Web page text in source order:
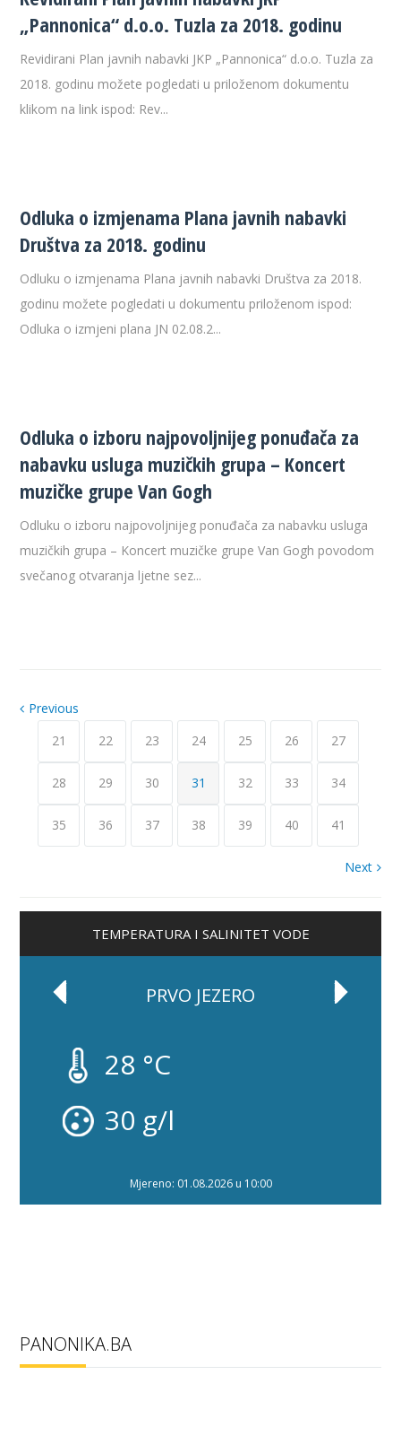
„Pannonica“ d.o.o. Tuzla za 2018. godinu
Revidirani Plan javnih nabavki JKP „Pannonica“ d.o.o. Tuzla za
2018. godinu možete pogledati u priloženom dokumentu
klikom na link ispod: Rev...
Odluka o izmjenama Plana javnih nabavki
Društva za 2018. godinu
Odluku o izmjenama Plana javnih nabavki Društva za 2018.
godinu možete pogledati u dokumentu priloženom ispod:
Odluka o izmjeni plana JN 02.08.2...
Odluka o izboru najpovoljnijeg ponuđača za
nabavku usluga muzičkih grupa – Koncert
muzičke grupe Van Gogh
Odluku o izboru najpovoljnijeg ponuđača za nabavku usluga
muzičkih grupa – Koncert muzičke grupe Van Gogh povodom
svečanog otvaranja ljetne sez...
Previous
21
22 23 24 25 26 27
28 29 30 31 32 33 34
35 36 37 38 39 40 41
Next
TEMPERATURA I SALINITET VODE
PRVO JEZERO
28 °C
30 g/l
Mjereno: 01.08.2026 u 10:00
PANONIKA.BA